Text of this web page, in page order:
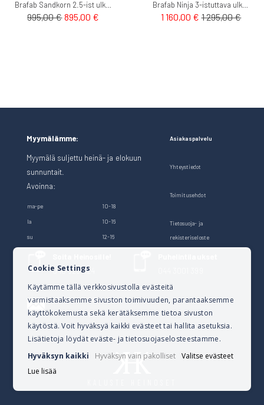
995,00 €Tarjoushinta
895,00 € 1 160,00 € 1 295,00 €
Myymälämme:
Myymälä suljettu heinä- ja elokuun
sunnuntait.
Avoinna:
ma-pe 10-18
la 10-16
su 12-16
Asiakaspalvelu
Yhteystiedot
Toimitusehdot
Tietosuoja- ja
rekisteriseloste
040 528 1124
Lähetä sähköpostia
verkkokauppa@kalusteheinoset.fi
Cookie Settings
Käytämme tällä verkkosivustolla evästeitä
varmistaaksemme sivuston toimivuuden, parantaaksemme
käyttökokemusta sekä kerätäksemme tietoa sivuston
käytöstä. Voit hyväksyä kaikki evästeet tai hallita asetuksia.
Lisätietoja löydät eväste- ja tietosuojaselosteestamme.
Hyväksyn kaikki
Hyväksyn vain pakolliset
Valitse evästeet
Lue lisää